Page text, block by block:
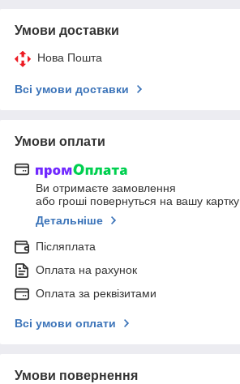
Умови доставки
Нова Пошта
Всі умови доставки
Умови оплати
Ви отримаєте замовлення
або гроші повернуться на вашу картку
Детальніше
Післяплата
Оплата на рахунок
Оплата за реквізитами
Всі умови оплати
Умови повернення